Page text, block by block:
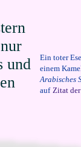
und
Ein toter
einem
Arabisches
auf Zitat